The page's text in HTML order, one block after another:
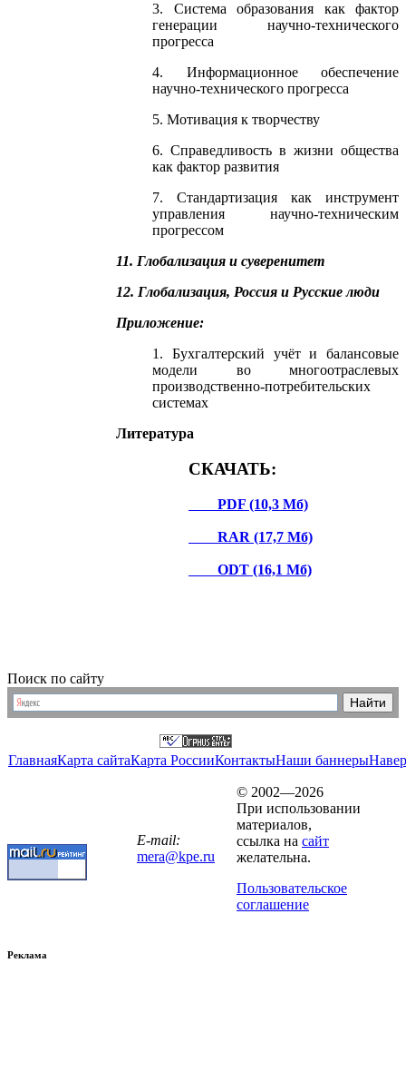
3. Система образования как фактор
генерации научно-технического
прогресса
4. Информационное обеспечение
научно-технического прогресса
5. Мотивация к творчеству
6. Справедливость в жизни общества
как фактор развития
7. Стандартизация как инструмент
управления научно-техническим
прогрессом
11. Глобализация и суверенитет
12. Глобализация, Россия и Русские люди
Приложение:
1. Бухгалтерский учёт и балансовые
модели во многоотраслевых
производственно-потребительских
системах
Литература
СКАЧАТЬ:
PDF (10,3 Мб)
RAR (17,7 Мб)
ODT (16,1 Мб)
Поиск по сайту
ГлавнаяКарта сайтаКарта РоссииКонтактыНаши баннеры
E-mail:
mera@kpe.ru
© 2002—2026
При использовании
материалов,
ссылка на сайт
желательна.
Пользовательское
соглашение
Реклама